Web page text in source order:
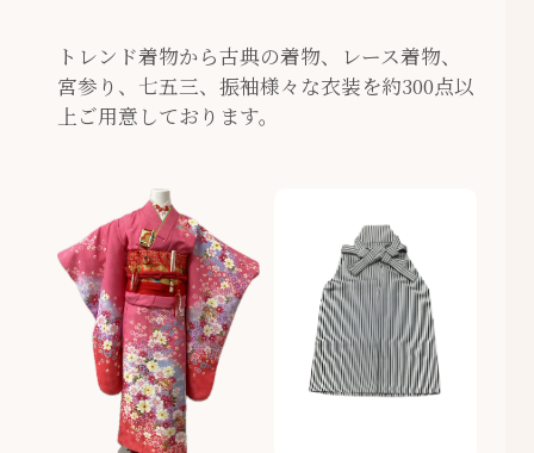
トレンド着物から古典の着物、レース着物、
宮参り、七五三、振袖様々な衣装を約300点以
上ご用意しております。